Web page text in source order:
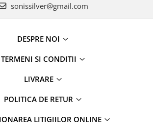
sonissilver@gmail.com
DESPRE NOI
TERMENI SI CONDITII
LIVRARE
POLITICA DE RETUR
LITIGIILOR ONLINE